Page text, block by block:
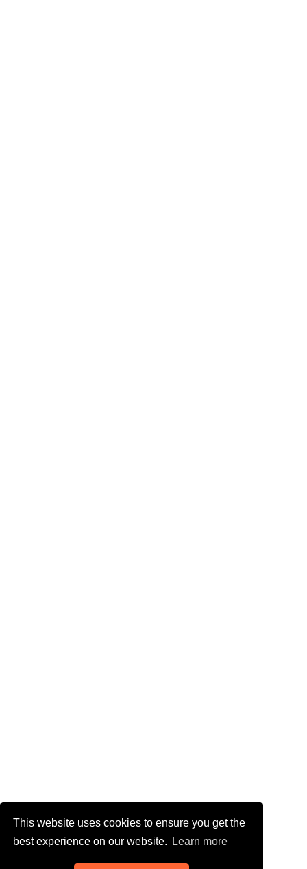
This website uses cookies to ensure you get the
best experience on our website.
Learn more